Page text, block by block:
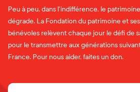
Peu à peu, dans l'indifférence, le
dégrade. La Fondation du patrimoine et
bénévoles relèvent chaque jour le défi de
pour le transmettre aux générations
France. Pour nous aider, faites un don.